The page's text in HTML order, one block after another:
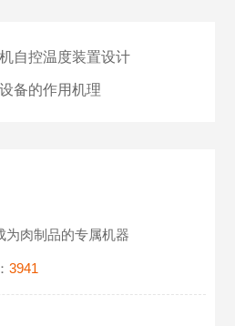
自控温度装置设计
备的作用机理
为肉制品的专属机器
3941